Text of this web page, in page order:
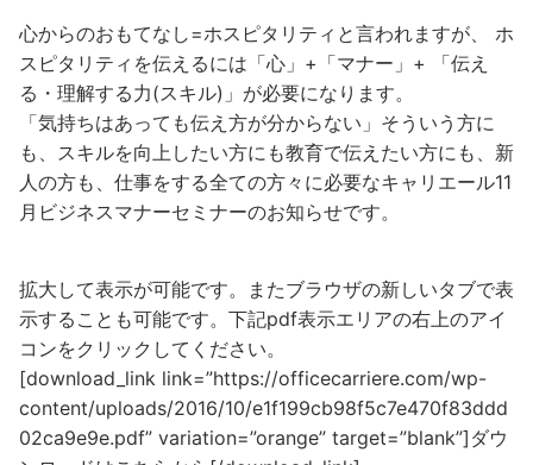
心からのおもてなし=ホスピタリティと言われますが、 ホ
スピタリティを伝えるには「心」+「マナー」+ 「伝え
る・理解する力(スキル)」が必要になります。
「気持ちはあっても伝え方が分からない」そういう方に
も、スキルを向上したい方にも教育で伝えたい方にも、新
人の方も、仕事をする全ての方々に必要なキャリエール11
月ビジネスマナーセミナーのお知らせです。
拡大して表示が可能です。またブラウザの新しいタブで表
示することも可能です。下記pdf表示エリアの右上のアイ
コンをクリックしてください。
[download_link link=”https://officecarriere.com/wp-
content/uploads/2016/10/e1f199cb98f5c7e470f83ddd
02ca9e9e.pdf” variation=”orange” target=”blank”]ダウ